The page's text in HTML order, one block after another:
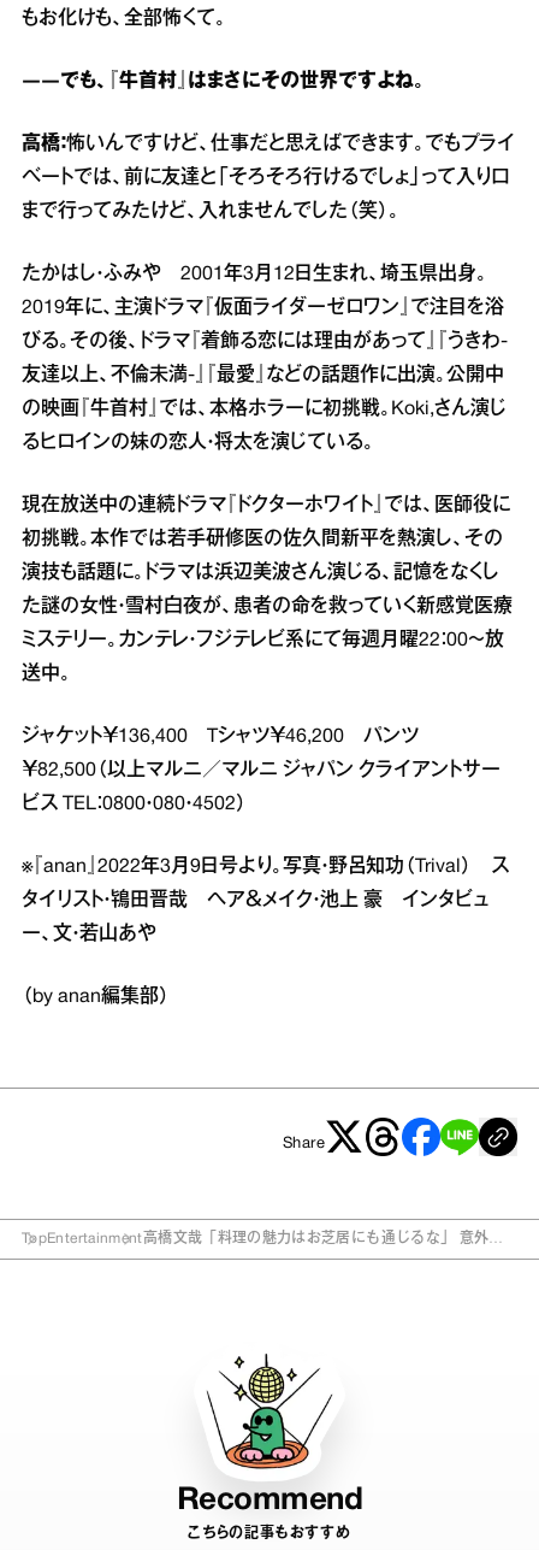
もお化けも、全部怖くて。
――でも、『牛首村』はまさにその世界ですよね。
高橋：怖いんですけど、仕事だと思えばできます。でもプライ
ベートでは、前に友達と「そろそろ行けるでしょ」って入り口
まで行ってみたけど、入れませんでした（笑）。
たかはし・ふみや 2001年3月12日生まれ、埼玉県出身。
2019年に、主演ドラマ『仮面ライダーゼロワン』で注目を浴
びる。その後、ドラマ『着飾る恋には理由があって』『うきわ-
友達以上、不倫未満-』『最愛』などの話題作に出演。公開中
の映画『牛首村』では、本格ホラーに初挑戦。Koki,さん演じ
るヒロインの妹の恋人・将太を演じている。
現在放送中の連続ドラマ『ドクターホワイト』では、医師役に
初挑戦。本作では若手研修医の佐久間新平を熱演し、その
演技も話題に。ドラマは浜辺美波さん演じる、記憶をなくし
た謎の女性・雪村白夜が、患者の命を救っていく新感覚医療
ミステリー。カンテレ・フジテレビ系にて毎週月曜22：00～放
送中。
ジャケット￥136,400 Tシャツ￥46,200 パンツ
￥82,500（以上マルニ／マルニ ジャパン クライアントサー
ビス TEL：0800・080・4502）
※『anan』2022年3月9日号より。写真・野呂知功（Trival） ス
タイリスト・鴇田晋哉 ヘア＆メイク・池上 豪 インタビュ
ー、文・若山あや
（by anan編集部）
Share
TopEntertainment高橋文哉「料理の魅力はお芝居にも通じるな」 意外な
Recommend
こちらの記事もおすすめ